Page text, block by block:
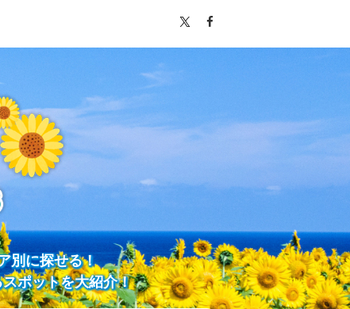
別に探せる！
ポットを大紹介！